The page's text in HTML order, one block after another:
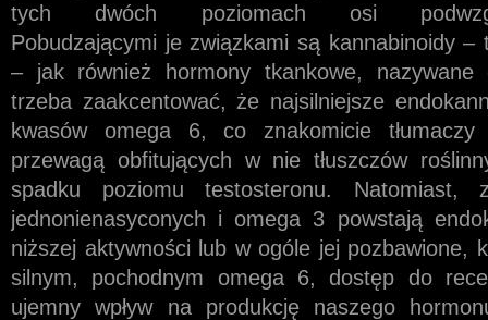
tych dwóch poziomach osi
Pobudzającymi je związkami są kannabinoidy –
– jak również hormony tkankowe, nazywane
trzeba zaakcentować, że najsilniejsze
kwasów omega 6, co znakomicie
przewagą obfitujących w nie tłuszczów
spadku poziomu testosteronu. Natomiast,
jednonienasyconych i omega 3 powstają
niższej aktywności lub w ogóle jej pozbawione,
silnym, pochodnym omega 6, dostęp do
ujemny wpływ na produkcję naszego